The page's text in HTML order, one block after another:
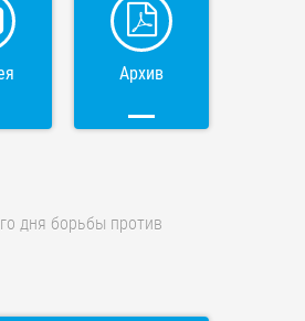
Архив
дня борьбы против